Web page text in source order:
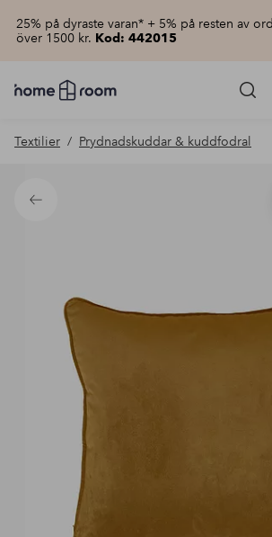
25% på dyraste varan* + 5% på resten av
över 1500 kr. Kod: 442015
Homeroom
–
hemmet
pris
Textilier Prydnadskuddar & kuddfodral
Tillbaka